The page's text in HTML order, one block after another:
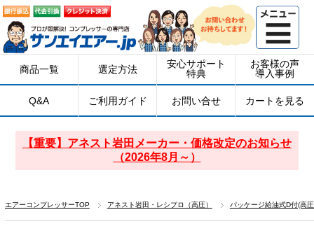
【重要】アネスト岩田メーカー・価格改定のお知らせ
（2026年8月～）
商品一覧 選定方法
安心サポート
特典
お客様の声
導入事例
Q&A ご利用ガイド お問い合せ カートを見る
エアーコンプレッサーTOP アネスト岩田・レシプロ（高圧） パッケージ給油式D付(高